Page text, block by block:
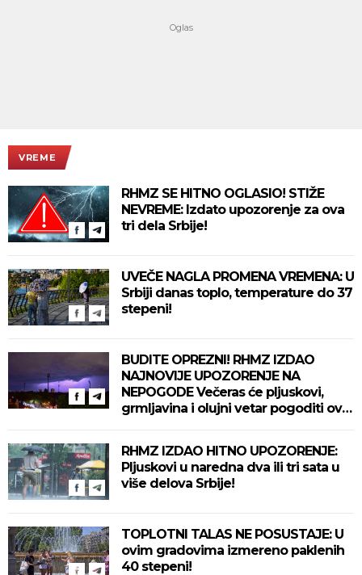
VREME
RHMZ SE HITNO OGLASIO! STIŽE
NEVREME: Izdato upozorenje za ova
tri dela Srbije!
UVEČE NAGLA PROMENA VREMENA: U
Srbiji danas toplo, temperature do 37
stepeni!
BUDITE OPREZNI! RHMZ IZDAO
NAJNOVIJE UPOZORENJE NA
NEPOGODE Večeras će pljuskovi,
grmljavina i olujni vetar pogoditi ove
RHMZ IZDAO HITNO UPOZORENJE:
Pljuskovi u naredna dva ili tri sata u
više delova Srbije!
TOPLOTNI TALAS NE POSUSTAJE: U
ovim gradovima izmereno paklenih
40 stepeni!